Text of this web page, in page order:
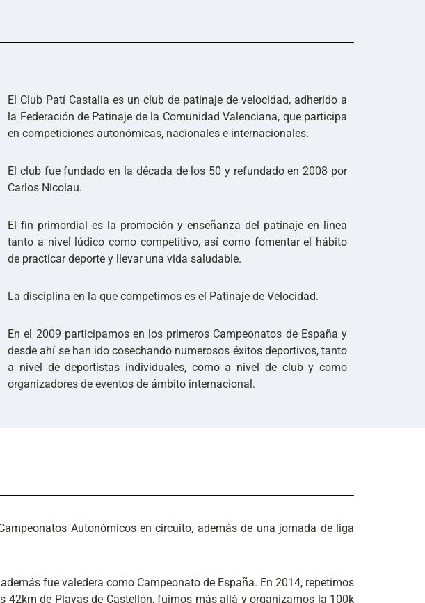
El Club Patí Castalia es un club de patinaje de velocidad, adherido a
la Federación de Patinaje de la Comunidad Valenciana, que participa
en competiciones autonómicas, nacionales e internacionales.
El club fue fundado en la década de los 50 y refundado en 2008 por
Carlos Nicolau.
El fin primordial es la promoción y enseñanza del patinaje en línea
tanto a nivel lúdico como competitivo, así como fomentar el hábito
de practicar deporte y llevar una vida saludable.
La disciplina en la que competimos es el Patinaje de Velocidad.
En el 2009 participamos en los primeros Campeonatos de España y
desde ahí se han ido cosechando numerosos éxitos deportivos, tanto
a nivel de deportistas individuales, como a nivel de club y como
organizadores de eventos de ámbito internacional.
Autonómicos en circuito, además de una jornada de liga
fue valedera como Campeonato de España. En 2014, repetimos
42km de Playas de Castellón, fuimos más allá y organizamos la 100k